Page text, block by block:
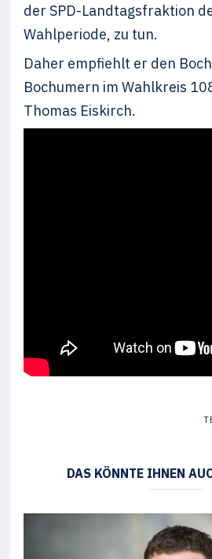
der SPD-Landtagsfraktion
Wahlperiode, zu tun.
Daher empfiehlt er den
Bochumern im Wahlkreis
Thomas Eiskirch.
DAS KÖNNTE IHNEN